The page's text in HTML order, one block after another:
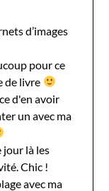
d’images
pour ce
de livre
d'en avoir
un avec ma
jour là les
Chic !
avec ma